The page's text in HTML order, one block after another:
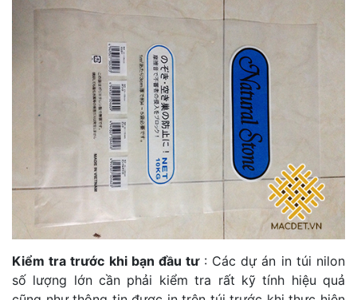
Kiểm tra trước khi bạn đầu tư : Các dự án in túi nilon
số lượng lớn cần phải kiểm tra rất kỹ tính hiệu quả